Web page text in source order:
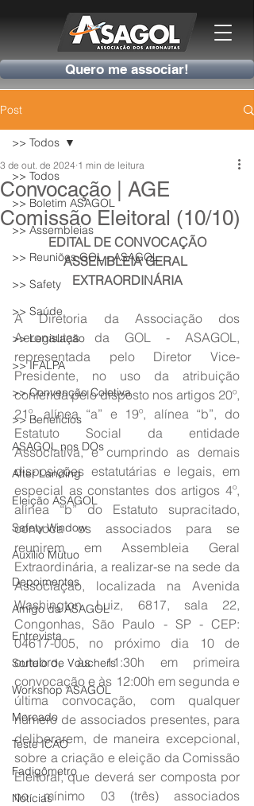
Quero me associar!
Post
>> Todos
>> Boletim ASAGOL
>> Assembleias
>> Reuniões GOL - ASAGOL
>> Safety
>> Saúde
>> Legislação
>> IFALPA
>> Convenção Coletiva
>> Benefícios
ASAGOL nos DOs
After Landing
Eleição ASAGOL
Safety Window
Auxílio Mútuo
Depoimentos
Amigo da ASAGOL
Entrevista
Sorteio de Vouchers
Workshop ASAGOL
Mercado
Teste ICAO
Fadigômetro
Notícias
>> Todos
Convocação | AGE
Comissão Eleitoral (10/10)
3 de out. de 2024 1 min de leitura
EDITAL DE CONVOCAÇÃO
ASSEMBLEIA GERAL
EXTRAORDINÁRIA
A Diretoria da Associação dos
Aeronautas da GOL - ASAGOL,
representada pelo Diretor Vice-
Presidente, no uso da atribuição
conferida pelo disposto nos artigos 20º,
21º, alínea “a” e 19º, alínea “b”, do
Estatuto Social da entidade
Associativa, e cumprindo as demais
disposições estatutárias e legais, em
especial as constantes dos artigos 4º,
alínea “b” do Estatuto supracitado,
convoca os associados para se
reunirem em Assembleia Geral
Extraordinária, a realizar-se na sede da
Associação, localizada na Avenida
Washington Luiz, 6817, sala 22,
Congonhas, São Paulo - SP - CEP:
04617-005, no próximo dia 10 de
outubro, às 11:30h em primeira
convocação e às 12:00h em segunda e
última convocação, com qualquer
número de associados presentes, para
deliberarem, de maneira excepcional,
sobre a criação e eleição da Comissão
Eleitoral, que deverá ser composta por
no mínimo 03 (três) associados